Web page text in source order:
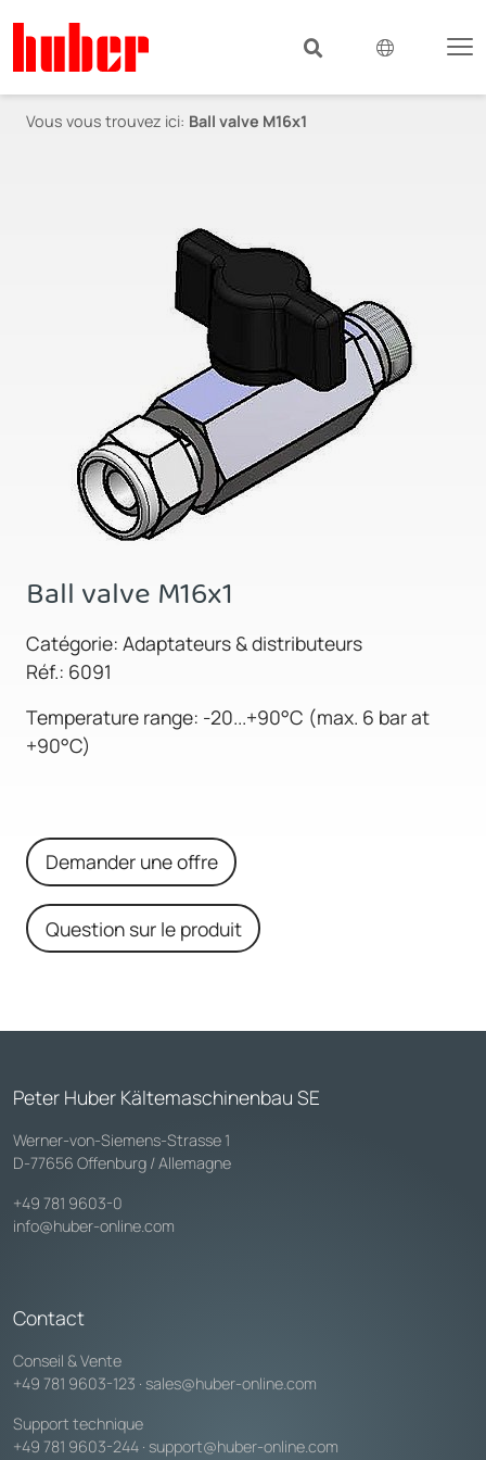
Vous vous trouvez ici: Ball valve M16x1
Ball valve M16x1
Catégorie: Adaptateurs & distributeurs
Réf.: 6091
Temperature range: -20...+90°C (max. 6 bar at
+90°C)
Demander une offre
Question sur le produit
Peter Huber Kältemaschinenbau SE
Werner-von-Siemens-Strasse 1
D-77656 Offenburg / Allemagne
+49 781 9603-0
info@huber-online.com
Contact
Conseil & Vente
+49 781 9603-123 · sales@huber-online.com
Support technique
+49 781 9603-244 · support@huber-online.com